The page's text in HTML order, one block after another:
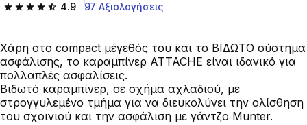
4.9
4.9 out of 5 stars from 97 reviews
97 Αξιολογήσεις
Χάρη στο compact μέγεθός του και το ΒΙΔΩΤΟ σύστημα
ασφάλισης, το καραμπίνερ ATTACHE είναι ιδανικό για
πολλαπλές ασφαλίσεις.
Βιδωτό καραμπίνερ, σε σχήμα αχλαδιού, με
στρογγυλεμένο τμήμα για να διευκολύνει την ολίσθηση
του σχοινιού και την ασφάλιση με γάντζο Munter.